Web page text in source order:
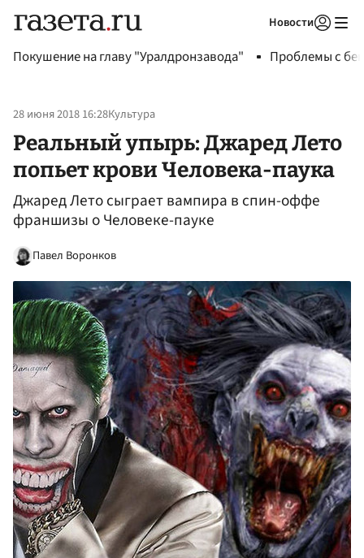
Новости
Покушение на главу "Уралдронзавода" Проблемы с
28 июня 2018 16:28Культура
Реальный упырь: Джаред Лето
попьет крови Человека-паука
Джаред Лето сыграет вампира в спин-оффе
франшизы о Человеке-пауке
Павел Воронков